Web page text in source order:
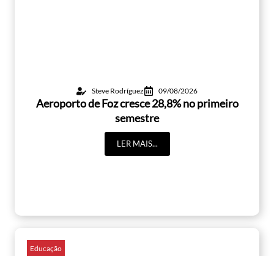
Steve Rodríguez 09/08/2026
Aeroporto de Foz cresce 28,8% no primeiro
semestre
LER MAIS...
Educação